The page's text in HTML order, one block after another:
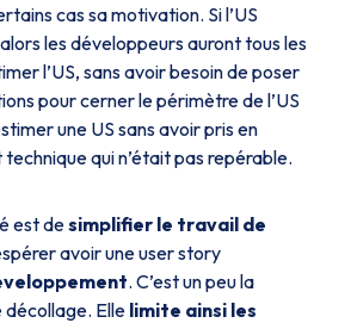
cas sa motivation. Si l’US
les développeurs auront tous les
l’US, sans avoir besoin de poser
pour cerner le périmètre de l’US
une US sans avoir pris en
qui n’était pas repérable.
est desimplifier le travail de
avoir une user story
. C’est un peu la
Elle limite ainsi les